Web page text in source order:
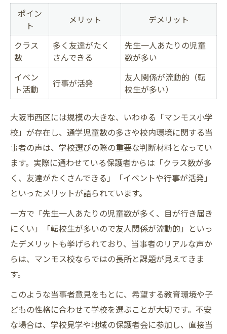
ポイン
ト
メリット デメリット
クラス
数
多く友達がたく
さんできる
先生一人あたりの児童
数が多い
イベン
ト活動
行事が活発
友人関係が流動的（転
校生が多い）
大阪市西区には規模の大きな、いわゆる「マンモス小学
校」が存在し、通学児童数の多さや校内環境に関する当
事者の声は、学校選びの際の重要な判断材料となってい
ます。実際に通わせている保護者からは「クラス数が多
く、友達がたくさんできる」「イベントや行事が活発」
といったメリットが語られています。
一方で「先生一人あたりの児童数が多く、目が行き届き
にくい」「転校生が多いので友人関係が流動的」といっ
たデメリットも挙げられており、当事者のリアルな声か
らは、マンモス校ならではの長所と課題が見えてきま
す。
このような当事者意見をもとに、希望する教育環境や子
どもの性格に合わせて学校を選ぶことが大切です。不安
な場合は、学校見学や地域の保護者会に参加し、直接当